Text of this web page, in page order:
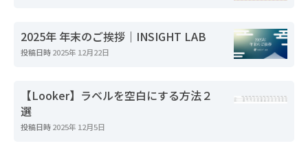
2025年 年末のご挨拶｜INSIGHT LAB
投稿日時2025年 12月22日
【Looker】ラベルを空白にする方法２
選
投稿日時2025年 12月5日